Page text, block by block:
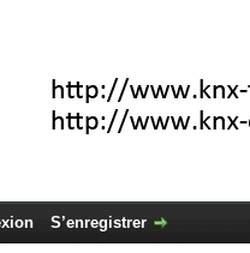
S’enregistrer